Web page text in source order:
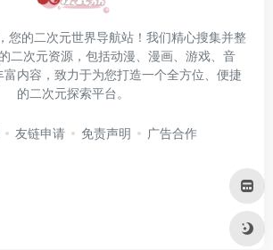
您的二次元世界导航站！我们精心搜集并整
二次元资源，包括动漫、漫画、游戏、音
富内容，致力于为您打造一个全方位、便捷
的二次元探索平台。
友链申请 免责声明 广告合作